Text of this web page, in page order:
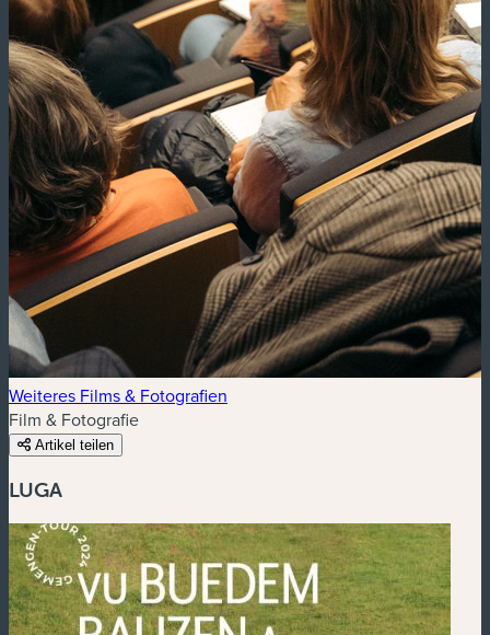
Weiteres Films & Fotografien
Film & Fotografie
Artikel teilen
LUGA